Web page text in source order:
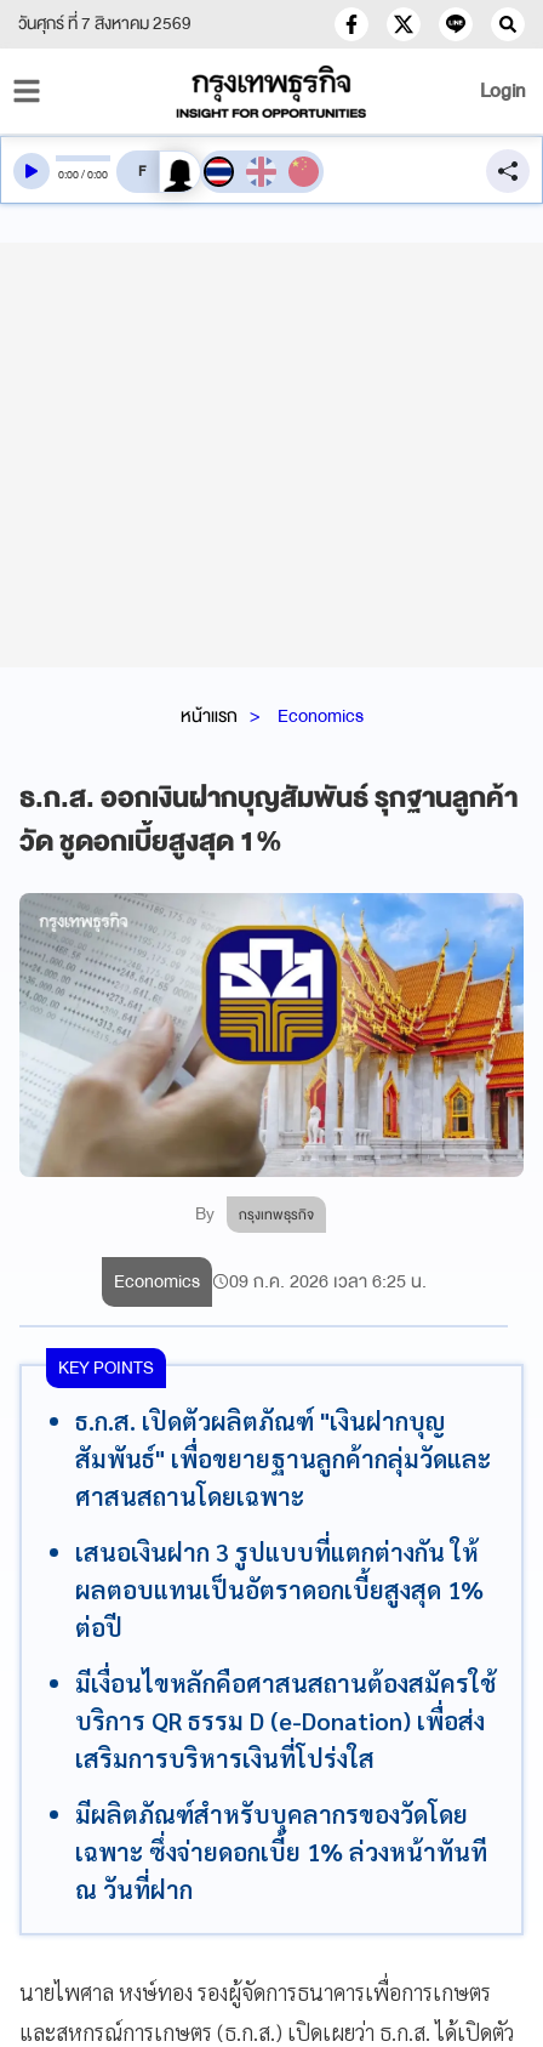
วันศุกร์ ที่ 7 สิงหาคม 2569
Login
หน้าแรก Economics
ธ.ก.ส. ออกเงินฝากบุญสัมพันธ์ รุกฐานลูกค้า
วัด ชูดอกเบี้ยสูงสุด 1%
By กรุงเทพธุรกิจ
0:00/0:00 สลับเสียงอ่าน
Economics 09 ก.ค. 2026 เวลา 6:25 น.
KEY POINTS
ธ.ก.ส. เปิดตัวผลิตภัณฑ์ "เงินฝากบุญ
สัมพันธ์" เพื่อขยายฐานลูกค้ากลุ่มวัดและ
ศาสนสถานโดยเฉพาะ
เสนอเงินฝาก 3 รูปแบบที่แตกต่างกัน ให้
ผลตอบแทนเป็นอัตราดอกเบี้ยสูงสุด 1%
ต่อปี
มีเงื่อนไขหลักคือศาสนสถานต้องสมัครใช้
บริการ QR ธรรม D (e-Donation) เพื่อส่ง
เสริมการบริหารเงินที่โปร่งใส
มีผลิตภัณฑ์สำหรับบุคลากรของวัดโดย
เฉพาะ ซึ่งจ่ายดอกเบี้ย 1% ล่วงหน้าทันที
ณ วันที่ฝาก
นายไพศาล หงษ์ทอง รองผู้จัดการธนาคารเพื่อการเกษตร
และสหกรณ์การเกษตร (ธ.ก.ส.) เปิดเผยว่า ธ.ก.ส. ได้เปิดตัว